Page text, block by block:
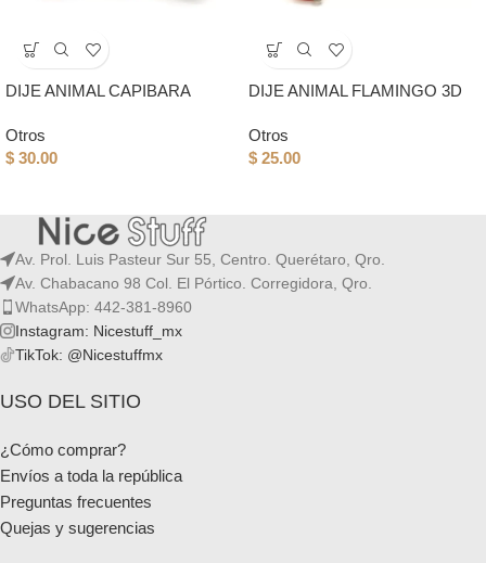
DIJE ANIMAL CAPIBARA
Otros
$ 30.00
DIJE ANIMAL FLAMINGO 3D
Otros
$ 25.00
Av. Prol. Luis Pasteur Sur 55, Centro. Querétaro, Qro.
Av. Chabacano 98 Col. El Pórtico. Corregidora, Qro.
WhatsApp: 442-381-8960
Instagram: Nicestuff_mx
TikTok: @Nicestuffmx
USO DEL SITIO
¿Cómo comprar?
Envíos a toda la república
Preguntas frecuentes
Quejas y sugerencias